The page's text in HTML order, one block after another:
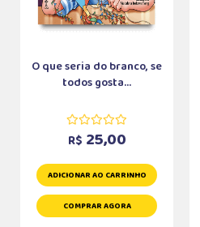
O que seria do branco, se
todos gosta...
R$ 25,00
ADICIONAR AO CARRINHO
COMPRAR AGORA